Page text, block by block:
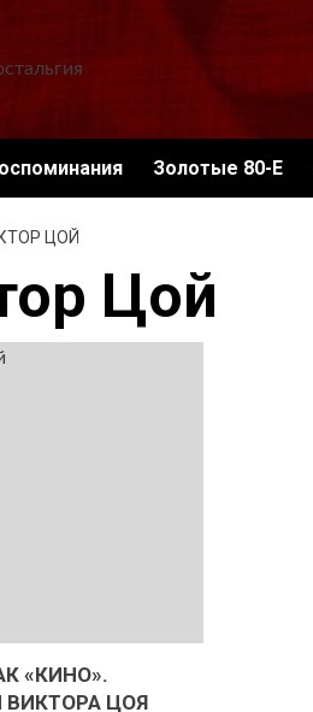
Золотые 80-Е
ЦОЙ
Цой
«КИНО».
ЦОЯ